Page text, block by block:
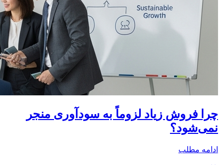
چرا فروش زیاد لزوماً به سودآوری منجر
نمی‌شود؟
ادامه مطلب